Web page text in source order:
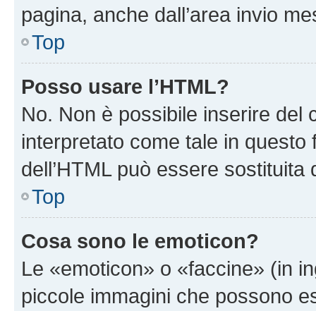
pagina, anche dall’area invio
Top
Posso usare l’HTML?
No. Non è possibile inserire del
interpretato come tale in
dell’HTML può essere sostituita
Top
Cosa sono le emoticon?
Le «emoticon» o «faccine» (in
piccole immagini che possono